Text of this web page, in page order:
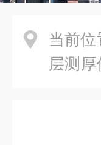
当前位
层测厚